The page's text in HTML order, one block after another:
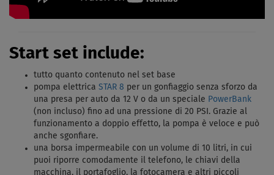
Start set include:
tutto quanto contenuto nel set base
pompa elettrica STAR 8 per un gonfiaggio senza sforzo da
una presa per auto da 12 V o da un speciale PowerBank
(non incluso) fino ad una pressione di 20 PSI. Grazie al
funzionamento a doppio effetto, la pompa è veloce e può
anche sgonfiare.
una borsa impermeabile con un volume di 10 litri, in cui
puoi riporre comodamente il telefono, le chiavi della
macchina, il portafoglio, la fotocamera e altri piccoli